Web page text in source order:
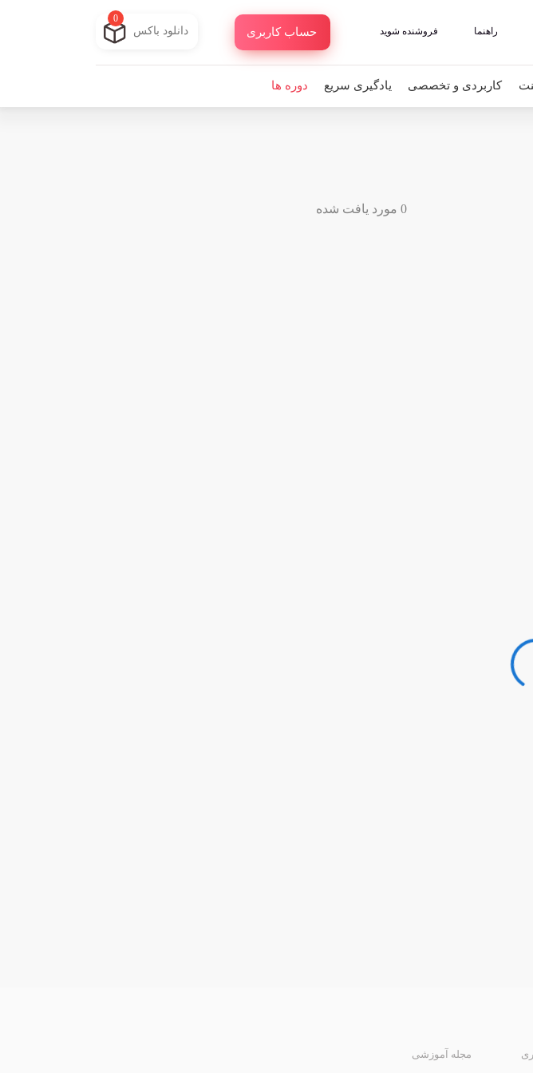
راهنما فروشنده شوید حساب کاربری دانلود باکس
0
کاربردی و تخصصی یادگیری سریع دوره ها
0 مورد یافت شده
مجله آموزشی